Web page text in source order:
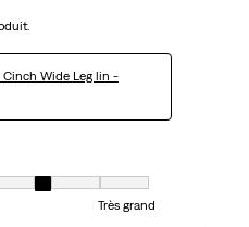
Cinch Wide Leg lin -
petit et 7 est égal à Très grand
Très grand